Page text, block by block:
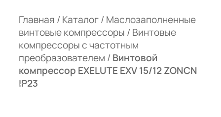
Главная / Каталог/ Маслозаполненные
винтовые компрессоры / Винтовые
компрессоры с частотным
преобразователем / Винтовой
компрессор EXELUTE EXV 15/12 ZONCN
IP23
С